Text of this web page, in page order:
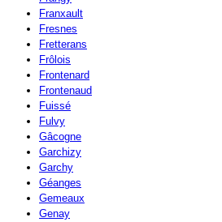
Franxault
Fresnes
Fretterans
Frôlois
Frontenard
Frontenaud
Fuissé
Fulvy
Gâcogne
Garchizy
Garchy
Géanges
Gemeaux
Genay